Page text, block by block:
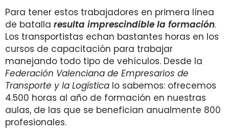
Para tener estos trabajadores en primera línea
de batalla resulta imprescindible la formación.
Los transportistas echan bastantes horas en los
cursos de capacitación para trabajar
manejando todo tipo de vehículos. Desde la
Federación Valenciana de Empresarios de
Transporte y la Logística lo sabemos: ofrecemos
4.500 horas al año de formación en nuestras
aulas, de las que se benefician anualmente 800
profesionales.